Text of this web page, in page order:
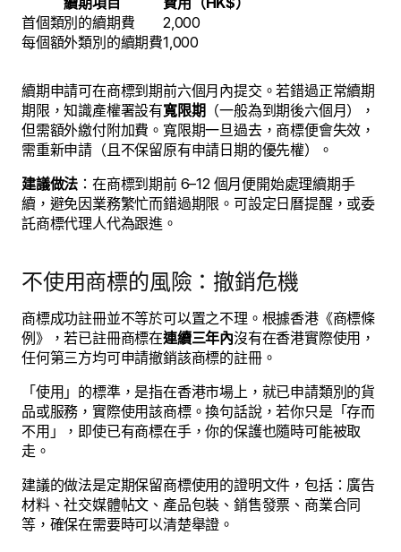
首個類別的續期費
2,000
每個額外類別的續期費1,000
續期申請可在商標到期前六個月內提交。若錯過正常續期
期限，知識產權署設有寬限期 （一般為到期後六個月），
但需額外繳付附加費。寬限期一旦過去，商標便會失效，
需重新申請（且不保留原有申請日期的優先權）。
建議做法 ：在商標到期前 6–12 個月便開始處理續期手
續，避免因業務繁忙而錯過期限。可設定日曆提醒，或委
託商標代理人代為跟進。
不使用商標的風險：撤銷危機
商標成功註冊並不等於可以置之不理。根據香港《商標條
例》，若已註冊商標在連續三年內沒有在香港實際使用，
任何第三方均可申請撤銷該商標的註冊。
「使用」的標準，是指在香港市場上，就已申請類別的貨
品或服務，實際使用該商標。換句話說，若你只是「存而
不用」，即使已有商標在手，你的保護也隨時可能被取
走。
建議的做法是定期保留商標使用的證明文件，包括：廣告
材料、社交媒體帖文、產品包裝、銷售發票、商業合同
等，確保在需要時可以清楚舉證。